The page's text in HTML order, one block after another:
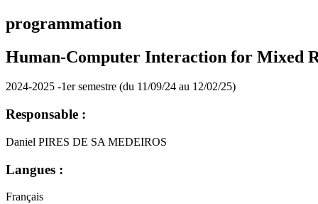
programmation
Human-Computer Interaction for Mixed
2024-2025 -1er semestre (du 11/09/24 au 12/02/25)
Responsable :
Daniel PIRES DE SA MEDEIROS
Langues :
Français